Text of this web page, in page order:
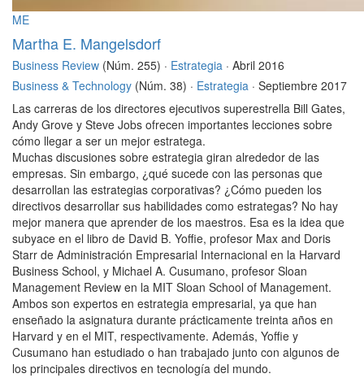
ME
Martha E. Mangelsdorf
Business Review (Núm. 255) · Estrategia · Abril 2016
Business & Technology (Núm. 38) · Estrategia · Septiembre 2017
Las carreras de los directores ejecutivos superestrella Bill Gates,
Andy Grove y Steve Jobs ofrecen importantes lecciones sobre
cómo llegar a ser un mejor estratega.
Muchas discusiones sobre estrategia giran alrededor de las
empresas. Sin embargo, ¿qué sucede con las personas que
desarrollan las estrategias corporativas? ¿Cómo pueden los
directivos desarrollar sus habilidades como estrategas? No hay
mejor manera que aprender de los maestros. Esa es la idea que
subyace en el libro de David B. Yoffie, profesor Max and Doris
Starr de Administración Empresarial Internacional en la Harvard
Business School, y Michael A. Cusumano, profesor Sloan
Management Review en la MIT Sloan School of Management.
Ambos son expertos en estrategia empresarial, ya que han
enseñado la asignatura durante prácticamente treinta años en
Harvard y en el MIT, respectivamente. Además, Yoffie y
Cusumano han estudiado o han trabajado junto con algunos de
los principales directivos en tecnología del mundo.